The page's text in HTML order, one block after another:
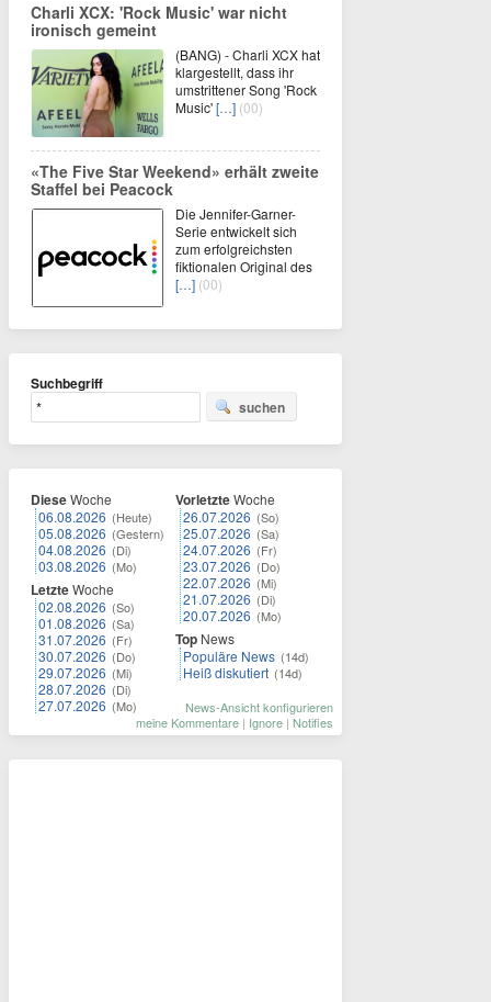
Charli XCX: 'Rock Music' war nicht
ironisch gemeint
(BANG) - Charli XCX hat
klargestellt, dass ihr
umstrittener Song 'Rock
Music'[…] (00)
«The Five Star Weekend» erhält zweite
Staffel bei Peacock
Die Jennifer-Garner-
Serie entwickelt sich
zum erfolgreichsten
fiktionalen Original des
[…] (00)
Suchbegriff
suchen
DieseWoche
06.08.2026 (Heute)
05.08.2026 (Gestern)
04.08.2026 (Di)
03.08.2026 (Mo)
LetzteWoche
02.08.2026 (So)
01.08.2026 (Sa)
31.07.2026 (Fr)
30.07.2026 (Do)
29.07.2026 (Mi)
28.07.2026 (Di)
27.07.2026 (Mo)
VorletzteWoche
26.07.2026 (So)
25.07.2026 (Sa)
24.07.2026 (Fr)
23.07.2026 (Do)
22.07.2026 (Mi)
21.07.2026 (Di)
20.07.2026 (Mo)
Top News
Populäre News (14d)
Heiß diskutiert (14d)
News-Ansicht konfigurieren
meine Kommentare | Ignore | Notifies